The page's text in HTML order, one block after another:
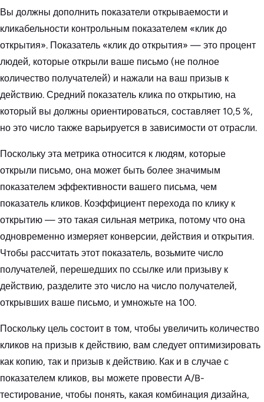
Вы должны дополнить показатели открываемости и
кликабельности контрольным показателем «клик до
открытия». Показатель «клик до открытия» — это процент
людей, которые открыли ваше письмо (не полное
количество получателей) и нажали на ваш призыв к
действию. Средний показатель клика по открытию, на
который вы должны ориентироваться, составляет 10,5 %,
но это число также варьируется в зависимости от отрасли.
Поскольку эта метрика относится к людям, которые
открыли письмо, она может быть более значимым
показателем эффективности вашего письма, чем
показатель кликов. Коэффициент перехода по клику к
открытию — это такая сильная метрика, потому что она
одновременно измеряет конверсии, действия и открытия.
Чтобы рассчитать этот показатель, возьмите число
получателей, перешедших по ссылке или призыву к
действию, разделите это число на число получателей,
открывших ваше письмо, и умножьте на 100.
Поскольку цель состоит в том, чтобы увеличить количество
кликов на призыв к действию, вам следует оптимизировать
как копию, так и призыв к действию. Как и в случае с
показателем кликов, вы можете провести A/B-
тестирование, чтобы понять, какая комбинация дизайна,